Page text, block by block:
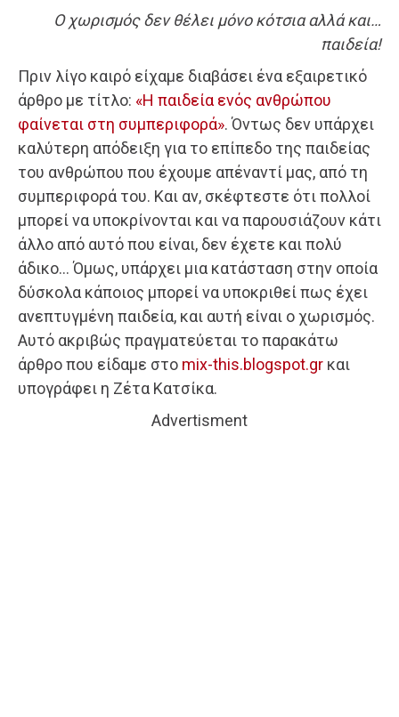
Ο χωρισμός δεν θέλει μόνο κότσια αλλά και…
παιδεία!
Πριν λίγο καιρό είχαμε διαβάσει ένα εξαιρετικό
άρθρο με τίτλο: «Η παιδεία ενός ανθρώπου
φαίνεται στη συμπεριφορά». Όντως δεν υπάρχει
καλύτερη απόδειξη για το επίπεδο της παιδείας
του ανθρώπου που έχουμε απέναντί μας, από τη
συμπεριφορά του. Και αν, σκέφτεστε ότι πολλοί
μπορεί να υποκρίνονται και να παρουσιάζουν κάτι
άλλο από αυτό που είναι, δεν έχετε και πολύ
άδικο… Όμως, υπάρχει μια κατάσταση στην οποία
δύσκολα κάποιος μπορεί να υποκριθεί πως έχει
ανεπτυγμένη παιδεία, και αυτή είναι ο χωρισμός.
Αυτό ακριβώς πραγματεύεται το παρακάτω
άρθρο που είδαμε στο mix-this.blogspot.gr και
υπογράφει η Ζέτα Κατσίκα.
Advertisment